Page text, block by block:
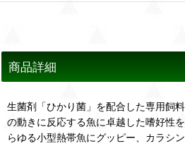
商品詳細
生菌剤「ひかり菌」を配合した専用飼
の動きに反応する魚に卓越した嗜好性
らゆる小型熱帯魚にグッピー、カラシ